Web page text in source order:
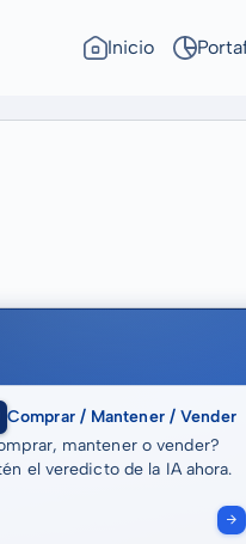
Inicio
Comprar / Mantener / Vender
mantener o vender?
el veredicto de la IA ahora.